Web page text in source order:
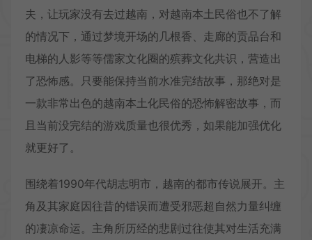
夫，让玩家没有去过越南，对越南本土民俗也不了解
的情况下，通过梦境开场的几根香、走廊的贡品台和
电梯的人影等等儒家文化圈的殡葬文化共识，营造出
了恐怖感。只要能保持当前水准完结故事，那绝对是
一款非常出色的越南本土化民俗的恐怖解密故事，而
且当前没完结的游戏质量也很优秀，如果能加强优化
就更好了。
围绕着1990年代胡志明市，越南的都市传说展开。主
角及其家庭因往昔的错误而遭受邪恶超自然力量纠缠
的凄凉命运。主角所历经的悲剧过往使其对生活充满